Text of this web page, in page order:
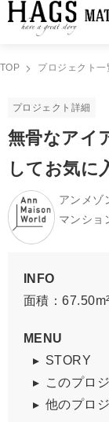
TOP プロジェクト一
プロジェクト詳細
無骨なアイ
してお気に
アンメゾ
マンショ
INFO
面積：67.50m²
MENU
STORY
このプロ
他のプロ